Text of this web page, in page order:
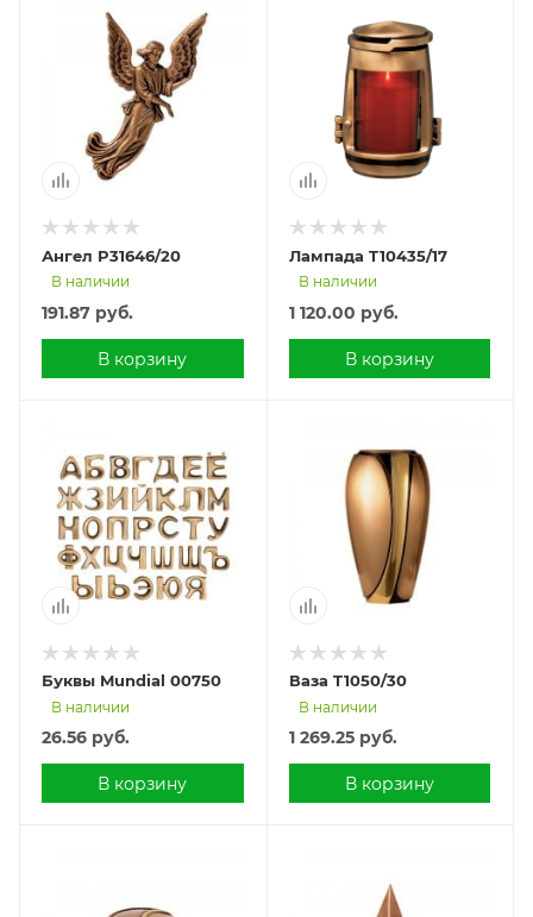
Ангел P31646/20
В наличии
191.87 руб.
В корзину
Лампада T10435/17
В наличии
1 120.00 руб.
В корзину
Буквы Mundial 00750
В наличии
26.56 руб.
В корзину
Ваза T1050/30
В наличии
1 269.25руб.
В корзину